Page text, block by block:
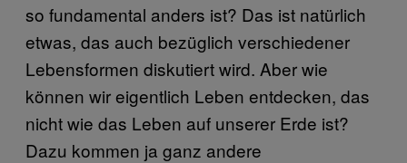
so fundamental anders ist? Das ist natürlich
etwas, das auch bezüglich verschiedener
Lebensformen diskutiert wird. Aber wie
können wir eigentlich Leben entdecken, das
nicht wie das Leben auf unserer Erde ist?
Dazu kommen ja ganz andere